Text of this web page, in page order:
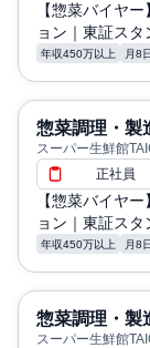
【惣菜バイヤ
ョン｜東証ス
年収450万以上 月8
惣菜調理・製
スーパー生鮮館
正社員
【惣菜バイヤ
ョン｜東証ス
年収450万以上 月8
惣菜調理・製
スーパー生鮮館